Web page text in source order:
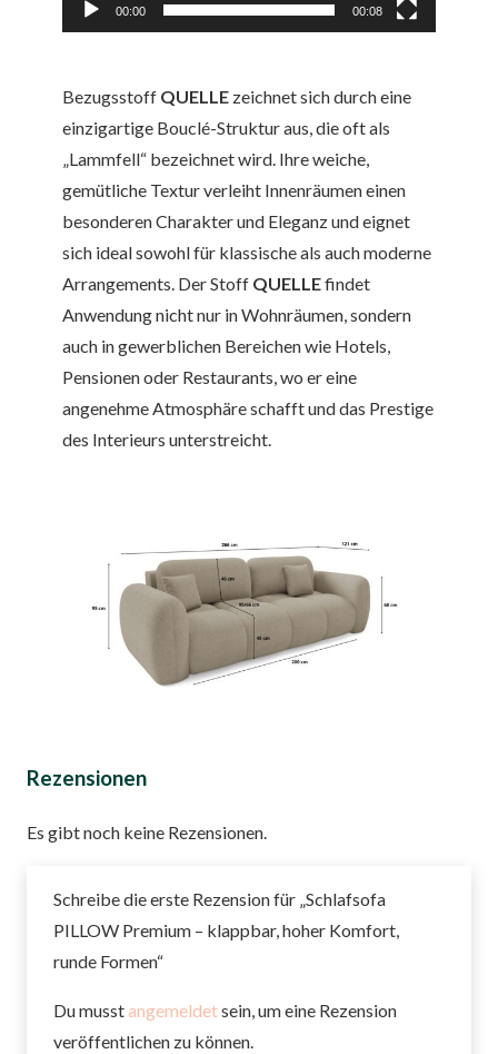
00:00 00:08
Bezugsstoff QUELLE zeichnet sich durch eine
einzigartige Bouclé-Struktur aus, die oft als
„Lammfell“ bezeichnet wird. Ihre weiche,
gemütliche Textur verleiht Innenräumen einen
besonderen Charakter und Eleganz und eignet
sich ideal sowohl für klassische als auch moderne
Arrangements. Der Stoff QUELLEfindet
Anwendung nicht nur in Wohnräumen, sondern
auch in gewerblichen Bereichen wie Hotels,
Pensionen oder Restaurants, wo er eine
angenehme Atmosphäre schafft und das Prestige
des Interieurs unterstreicht.
Rezensionen
Es gibt noch keine Rezensionen.
Schreibe die erste Rezension für „Schlafsofa
PILLOW Premium – klappbar, hoher Komfort,
runde Formen“
Du musstangemeldetsein, um eine Rezension
veröffentlichen zu können.